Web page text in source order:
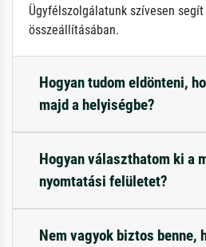
Ügyfélszolgálatunk szívesen
összeállításában.
Hogyan tudom eldönteni,
majd a helyiségbe?
Hogyan választhatom ki a
nyomtatási felületet?
Nem vagyok biztos benne,